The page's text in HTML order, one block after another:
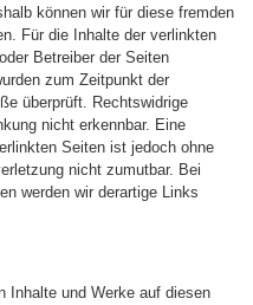
können wir für diese fremden
Für die Inhalte der verlinkten
Betreiber der Seiten
zum Zeitpunkt der
überprüft. Rechtswidrige
nicht erkennbar. Eine
Seiten ist jedoch ohne
nicht zumutbar. Bei
werden wir derartige Links
Inhalte und Werke auf diesen